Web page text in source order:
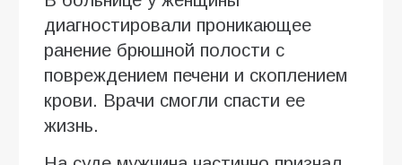
диагностировали проникающее
ранение брюшной полости с
повреждением печени и скоплением
крови. Врачи смогли спасти ее
жизнь.